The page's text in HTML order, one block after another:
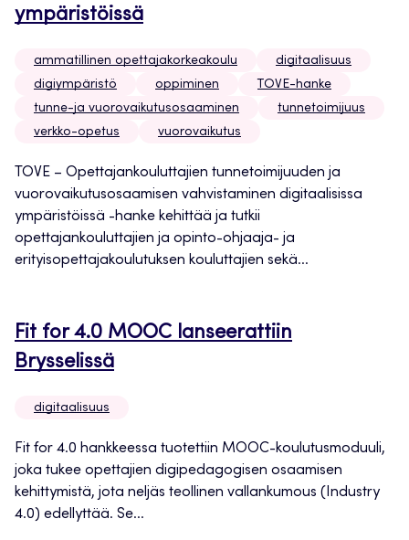
ympäristöissä
ammatillinen opettajakorkeakoulu
digitaalisuus
digiympäristö
oppiminen
TOVE-hanke
tunne-ja vuorovaikutusosaaminen
tunnetoimijuus
verkko-opetus
vuorovaikutus
TOVE – Opettajankouluttajien tunnetoimijuuden ja
vuorovaikutusosaamisen vahvistaminen digitaalisissa
ympäristöissä -hanke kehittää ja tutkii
opettajankouluttajien ja opinto-ohjaaja- ja
erityisopettajakoulutuksen kouluttajien sekä...
Fit for 4.0 MOOC lanseerattiin
Brysselissä
digitaalisuus
Fit for 4.0 hankkeessa tuotettiin MOOC-koulutusmoduuli,
joka tukee opettajien digipedagogisen osaamisen
kehittymistä, jota neljäs teollinen vallankumous (Industry
4.0) edellyttää. Se...